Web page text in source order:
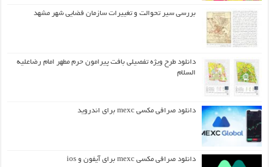
بررسی سیر تحوالت و تغییرات سازمان فضایی شهر مشهد
دانلود طرح ويژه تفصيلي بافت پيرامون حرم مطهر امام رضاعليه
السلام
دانلود صرافی مکسی mexc برای اندروید
دانلود صرافی مکسی mexc برای آیفون و ios